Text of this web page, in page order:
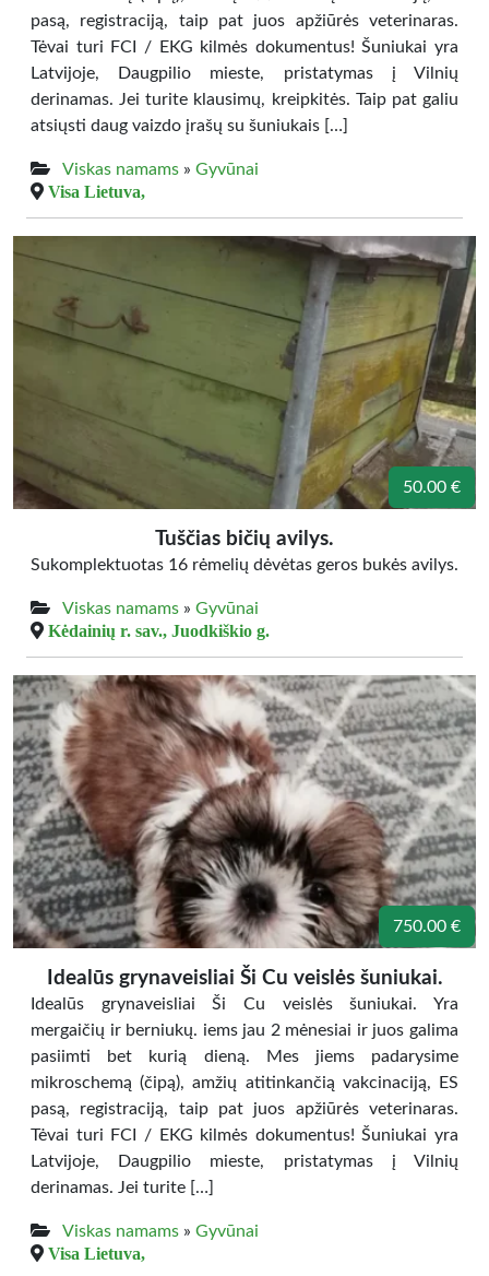
pasą, registraciją, taip pat juos apžiūrės veterinaras.
Tėvai turi FCI / EKG kilmės dokumentus! Šuniukai yra
Latvijoje, Daugpilio mieste, pristatymas į Vilnių
derinamas. Jei turite klausimų, kreipkitės. Taip pat galiu
atsiųsti daug vaizdo įrašų su šuniukais […]
Viskas namams » Gyvūnai
Visa Lietuva,
50.00 €
Tuščias bičių avilys.
Sukomplektuotas 16 rėmelių dėvėtas geros bukės avilys.
Viskas namams » Gyvūnai
Kėdainių r. sav., Juodkiškio g.
750.00 €
Idealūs grynaveisliai Ši Cu veislės šuniukai.
Idealūs grynaveisliai Ši Cu veislės šuniukai. Yra
mergaičių ir berniukų. iems jau 2 mėnesiai ir juos galima
pasiimti bet kurią dieną. Mes jiems padarysime
mikroschemą (čipą), amžių atitinkančią vakcinaciją, ES
pasą, registraciją, taip pat juos apžiūrės veterinaras.
Tėvai turi FCI / EKG kilmės dokumentus! Šuniukai yra
Latvijoje, Daugpilio mieste, pristatymas į Vilnių
derinamas. Jei turite […]
Viskas namams » Gyvūnai
Visa Lietuva,